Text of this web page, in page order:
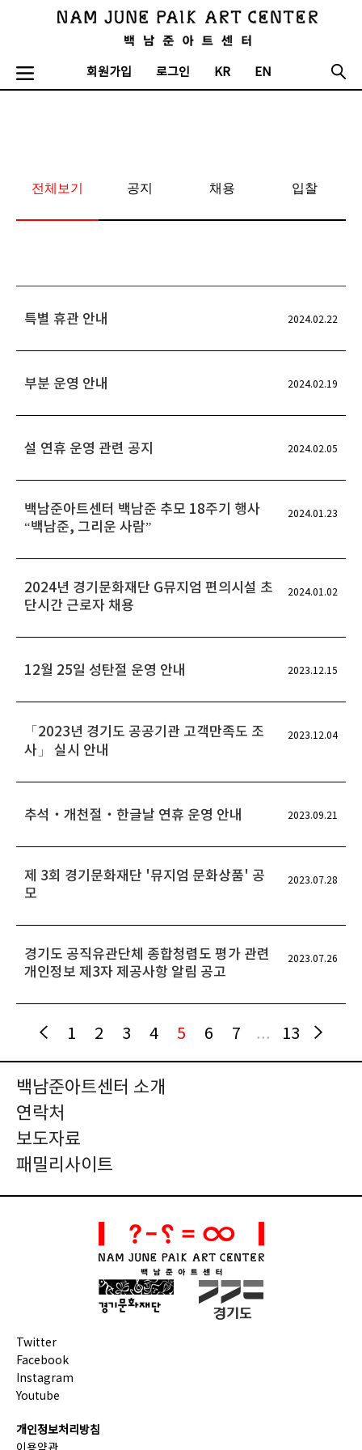
회원가입 로그인 KR EN
전체보기 공지 채용 입찰
특별 휴관 안내 2024.02.22
부분 운영 안내 2024.02.19
설 연휴 운영 관련 공지 2024.02.05
백남준아트센터 백남준 추모 18주기 행사
“백남준, 그리운 사람”
2024.01.23
2024년 경기문화재단 G뮤지엄 편의시설 초
단시간 근로자 채용
2024.01.02
12월 25일 성탄절 운영 안내 2023.12.15
「2023년 경기도 공공기관 고객만족도 조
사」 실시 안내
2023.12.04
추석‧개천절‧한글날 연휴 운영 안내 2023.09.21
제 3회 경기문화재단 '뮤지엄 문화상품' 공
모
2023.07.28
경기도 공직유관단체 종합청렴도 평가 관련
개인정보 제3자 제공사항 알림 공고
2023.07.26
1 2 3 4 5 6 7 ... 13
백남준아트센터 소개
연락처
보도자료
패밀리사이트
Twitter
Facebook
Instagram
Youtube
개인정보처리방침
이용약관